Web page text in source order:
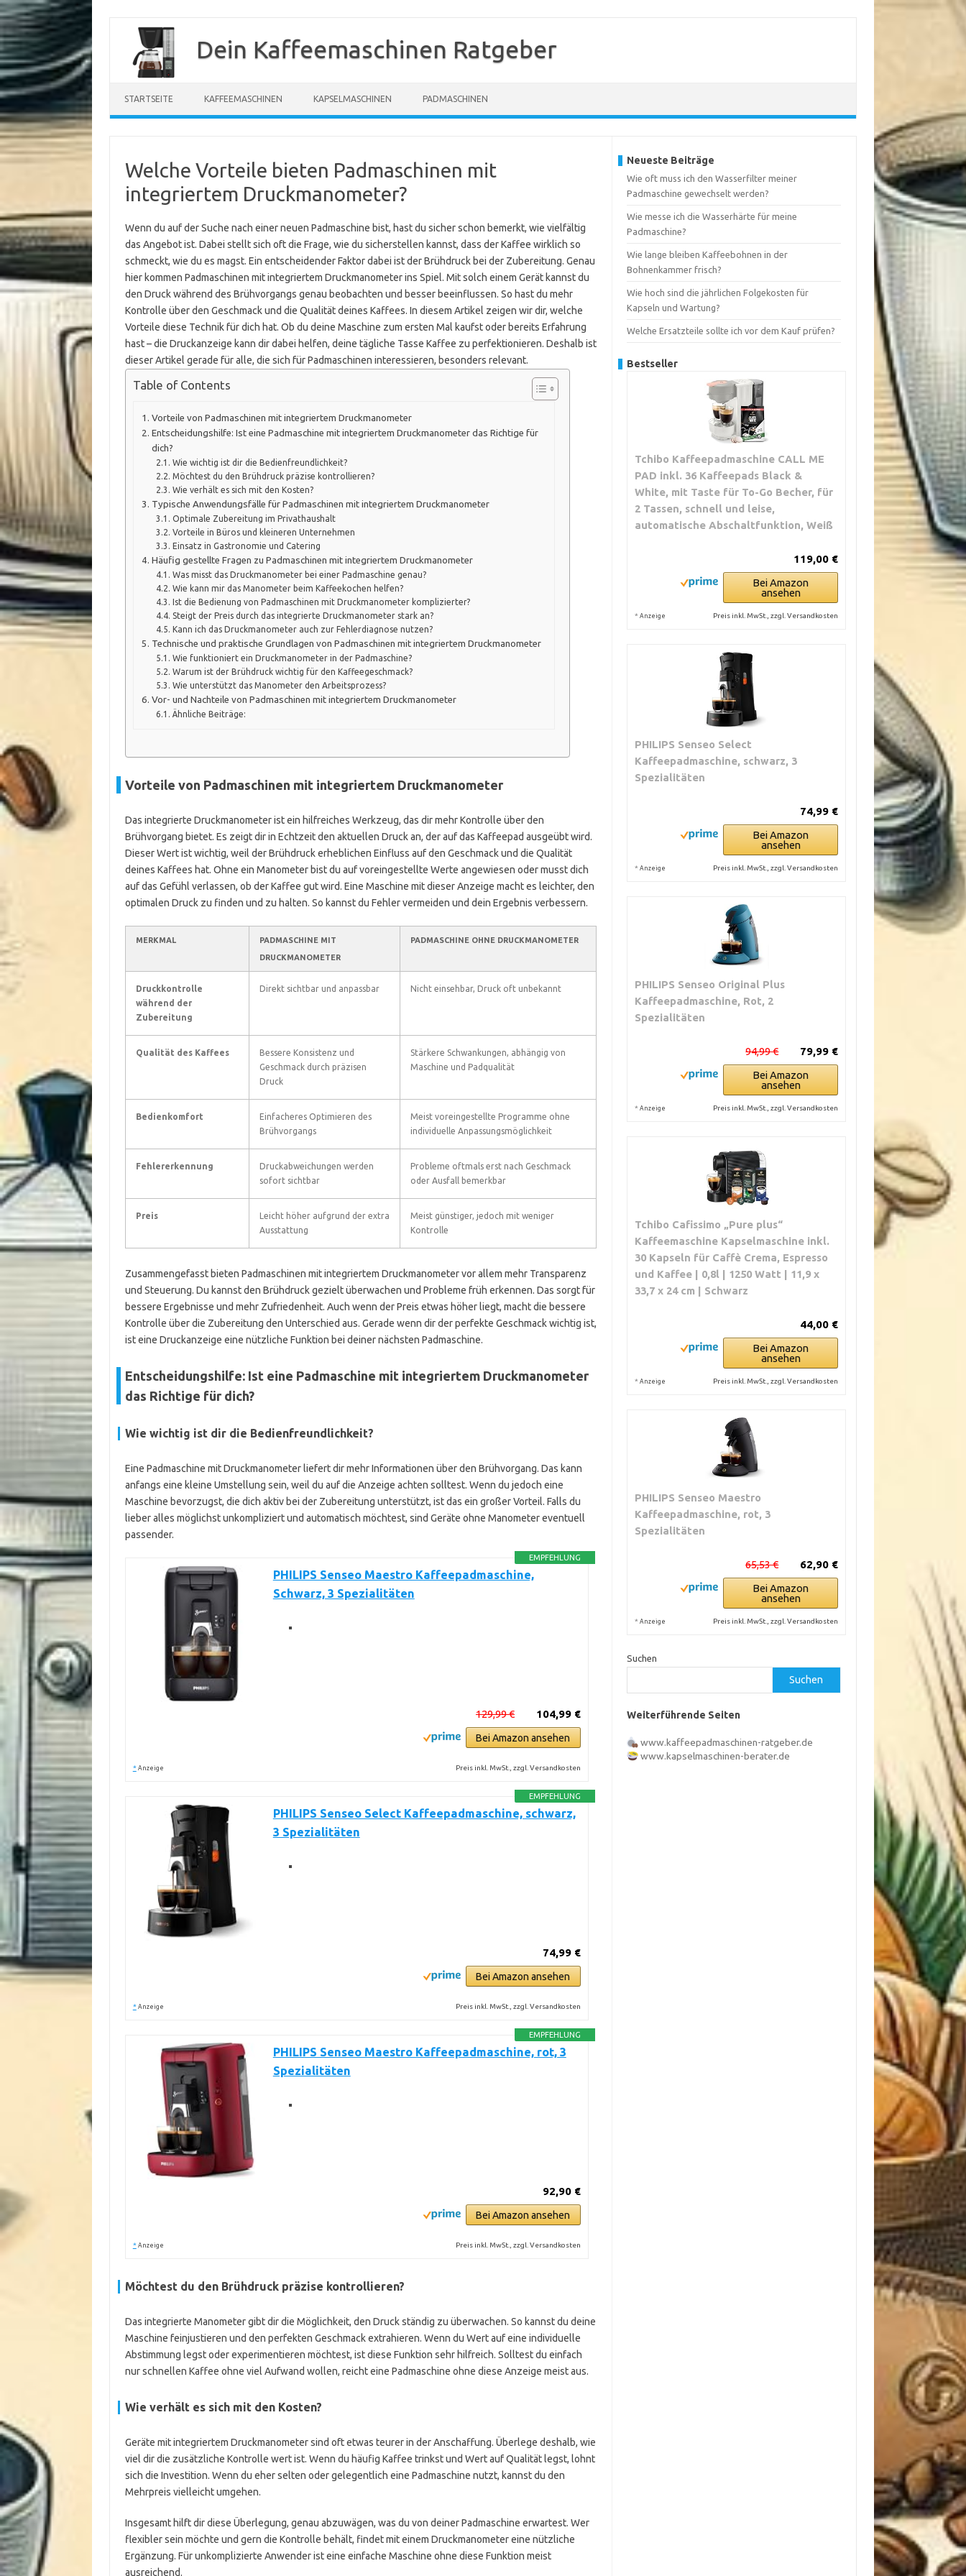
springen
Dein Kaffeemaschinen Ratgeber
STARTSEITE KAFFEEMASCHINEN KAPSELMASCHINEN PADMASCHINEN
Welche Vorteile bieten Padmaschinen mit
integriertem Druckmanometer?
Wenn du auf der Suche nach einer neuen Padmaschine bist, hast du sicher schon bemerkt, wie vielfältig
das Angebot ist. Dabei stellt sich oft die Frage, wie du sicherstellen kannst, dass der Kaffee wirklich so
schmeckt, wie du es magst. Ein entscheidender Faktor dabei ist der Brühdruck bei der Zubereitung. Genau
hier kommen Padmaschinen mit integriertem Druckmanometer ins Spiel. Mit solch einem Gerät kannst du
den Druck während des Brühvorgangs genau beobachten und besser beeinflussen. So hast du mehr
Kontrolle über den Geschmack und die Qualität deines Kaffees. In diesem Artikel zeigen wir dir, welche
Vorteile diese Technik für dich hat. Ob du deine Maschine zum ersten Mal kaufst oder bereits Erfahrung
hast – die Druckanzeige kann dir dabei helfen, deine tägliche Tasse Kaffee zu perfektionieren. Deshalb ist
dieser Artikel gerade für alle, die sich für Padmaschinen interessieren, besonders relevant.
Table of Contents
Vorteile von Padmaschinen mit integriertem Druckmanometer
Entscheidungshilfe: Ist eine Padmaschine mit integriertem Druckmanometer das Richtige für
dich?
Wie wichtig ist dir die Bedienfreundlichkeit?
Möchtest du den Brühdruck präzise kontrollieren?
Wie verhält es sich mit den Kosten?
Typische Anwendungsfälle für Padmaschinen mit integriertem Druckmanometer
Optimale Zubereitung im Privathaushalt
Vorteile in Büros und kleineren Unternehmen
Einsatz in Gastronomie und Catering
Häufig gestellte Fragen zu Padmaschinen mit integriertem Druckmanometer
Was misst das Druckmanometer bei einer Padmaschine genau?
Wie kann mir das Manometer beim Kaffeekochen helfen?
Ist die Bedienung von Padmaschinen mit Druckmanometer komplizierter?
Steigt der Preis durch das integrierte Druckmanometer stark an?
Kann ich das Druckmanometer auch zur Fehlerdiagnose nutzen?
Technische und praktische Grundlagen von Padmaschinen mit integriertem Druckmanometer
Wie funktioniert ein Druckmanometer in der Padmaschine?
Warum ist der Brühdruck wichtig für den Kaffeegeschmack?
Wie unterstützt das Manometer den Arbeitsprozess?
Vor- und Nachteile von Padmaschinen mit integriertem Druckmanometer
Ähnliche Beiträge:
Vorteile von Padmaschinen mit integriertem Druckmanometer
Das integrierte Druckmanometer ist ein hilfreiches Werkzeug, das dir mehr Kontrolle über den
Brühvorgang bietet. Es zeigt dir in Echtzeit den aktuellen Druck an, der auf das Kaffeepad ausgeübt wird.
Dieser Wert ist wichtig, weil der Brühdruck erheblichen Einfluss auf den Geschmack und die Qualität
deines Kaffees hat. Ohne ein Manometer bist du auf voreingestellte Werte angewiesen oder musst dich
auf das Gefühl verlassen, ob der Kaffee gut wird. Eine Maschine mit dieser Anzeige macht es leichter, den
optimalen Druck zu finden und zu halten. So kannst du Fehler vermeiden und dein Ergebnis verbessern.
MERKMAL
PADMASCHINE MIT
DRUCKMANOMETER
PADMASCHINE OHNE DRUCKMANOMETER
Druckkontrolle
während der
Zubereitung
Direkt sichtbar und anpassbar Nicht einsehbar, Druck oft unbekannt
Qualität des Kaffees
Bessere Konsistenz und
Geschmack durch präzisen
Druck
Stärkere Schwankungen, abhängig von
Maschine und Padqualität
Bedienkomfort
Einfacheres Optimieren des
Brühvorgangs
Meist voreingestellte Programme ohne
individuelle Anpassungsmöglichkeit
Fehlererkennung
Druckabweichungen werden
sofort sichtbar
Probleme oftmals erst nach Geschmack
oder Ausfall bemerkbar
Preis
Leicht höher aufgrund der extra
Ausstattung
Meist günstiger, jedoch mit weniger
Kontrolle
Zusammengefasst bieten Padmaschinen mit integriertem Druckmanometer vor allem mehr Transparenz
und Steuerung. Du kannst den Brühdruck gezielt überwachen und Probleme früh erkennen. Das sorgt für
bessere Ergebnisse und mehr Zufriedenheit. Auch wenn der Preis etwas höher liegt, macht die bessere
Kontrolle über die Zubereitung den Unterschied aus. Gerade wenn dir der perfekte Geschmack wichtig ist,
ist eine Druckanzeige eine nützliche Funktion bei deiner nächsten Padmaschine.
Entscheidungshilfe: Ist eine Padmaschine mit integriertem Druckmanometer
das Richtige für dich?
Wie wichtig ist dir die Bedienfreundlichkeit?
Eine Padmaschine mit Druckmanometer liefert dir mehr Informationen über den Brühvorgang. Das kann
anfangs eine kleine Umstellung sein, weil du auf die Anzeige achten solltest. Wenn du jedoch eine
Maschine bevorzugst, die dich aktiv bei der Zubereitung unterstützt, ist das ein großer Vorteil. Falls du
lieber alles möglichst unkompliziert und automatisch möchtest, sind Geräte ohne Manometer eventuell
passender.
EMPFEHLUNG
PHILIPS Senseo Maestro Kaffeepadmaschine,
Schwarz, 3 Spezialitäten
104,99 €
129,99 €
Bei Amazon ansehen
* Anzeige Preis inkl. MwSt., zzgl. Versandkosten
EMPFEHLUNG
PHILIPS Senseo Select Kaffeepadmaschine, schwarz,
3 Spezialitäten
74,99 €
Bei Amazon ansehen
* Anzeige Preis inkl. MwSt., zzgl. Versandkosten
EMPFEHLUNG
PHILIPS Senseo Maestro Kaffeepadmaschine, rot, 3
Spezialitäten
92,90 €
Bei Amazon ansehen
* Anzeige Preis inkl. MwSt., zzgl. Versandkosten
Möchtest du den Brühdruck präzise kontrollieren?
Das integrierte Manometer gibt dir die Möglichkeit, den Druck ständig zu überwachen. So kannst du deine
Maschine feinjustieren und den perfekten Geschmack extrahieren. Wenn du Wert auf eine individuelle
Abstimmung legst oder experimentieren möchtest, ist diese Funktion sehr hilfreich. Solltest du einfach
nur schnellen Kaffee ohne viel Aufwand wollen, reicht eine Padmaschine ohne diese Anzeige meist aus.
Wie verhält es sich mit den Kosten?
Geräte mit integriertem Druckmanometer sind oft etwas teurer in der Anschaffung. Überlege deshalb, wie
viel dir die zusätzliche Kontrolle wert ist. Wenn du häufig Kaffee trinkst und Wert auf Qualität legst, lohnt
sich die Investition. Wenn du eher selten oder gelegentlich eine Padmaschine nutzt, kannst du den
Mehrpreis vielleicht umgehen.
Insgesamt hilft dir diese Überlegung, genau abzuwägen, was du von deiner Padmaschine erwartest. Wer
flexibler sein möchte und gern die Kontrolle behält, findet mit einem Druckmanometer eine nützliche
Ergänzung. Für unkomplizierte Anwender ist eine einfache Maschine ohne diese Funktion meist
ausreichend.
Neueste Beiträge
Wie oft muss ich den Wasserfilter meiner
Padmaschine gewechselt werden?
Wie messe ich die Wasserhärte für meine
Padmaschine?
Wie lange bleiben Kaffeebohnen in der
Bohnenkammer frisch?
Wie hoch sind die jährlichen Folgekosten für
Kapseln und Wartung?
Welche Ersatzteile sollte ich vor dem Kauf prüfen?
Bestseller
Tchibo Kaffeepadmaschine CALL ME
PAD inkl. 36 Kaffeepads Black &
White, mit Taste für To-Go Becher, für
2 Tassen, schnell und leise,
automatische Abschaltfunktion, Weiß
119,00 €
Bei Amazon
ansehen
* Anzeige Preis inkl. MwSt., zzgl. Versandkosten
PHILIPS Senseo Select
Kaffeepadmaschine, schwarz, 3
Spezialitäten
74,99 €
Bei Amazon
ansehen
* Anzeige Preis inkl. MwSt., zzgl. Versandkosten
PHILIPS Senseo Original Plus
Kaffeepadmaschine, Rot, 2
Spezialitäten
79,99 €
94,99 €
Bei Amazon
ansehen
* Anzeige Preis inkl. MwSt., zzgl. Versandkosten
Tchibo Cafissimo „Pure plus“
Kaffeemaschine Kapselmaschine inkl.
30 Kapseln für Caffè Crema, Espresso
und Kaffee | 0,8l | 1250 Watt | 11,9 x
33,7 x 24 cm | Schwarz
44,00 €
Bei Amazon
ansehen
* Anzeige Preis inkl. MwSt., zzgl. Versandkosten
PHILIPS Senseo Maestro
Kaffeepadmaschine, rot, 3
Spezialitäten
62,90 €
65,53 €
Bei Amazon
ansehen
* Anzeige Preis inkl. MwSt., zzgl. Versandkosten
Suchen
Suchen
Weiterführende Seiten
www.kaffeepadmaschinen-ratgeber.de
www.kapselmaschinen-berater.de